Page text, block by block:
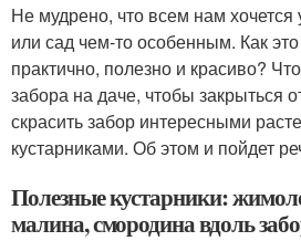
Не мудрено, что всем нам хочется
или сад чем-то особенным. Как
практично, полезно и красиво?
забора на даче, чтобы закрыться
скрасить забор интересными
кустарниками. Об этом и пойдет
Полезные кустарники:
малина, смородина вдоль